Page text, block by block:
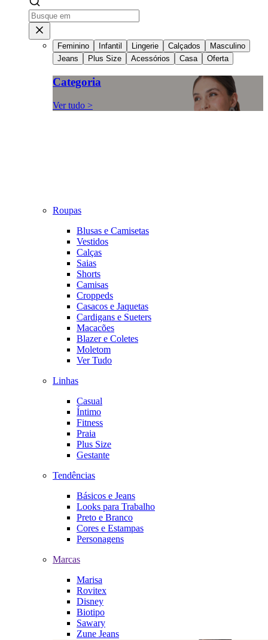
Feminino Infantil Lingerie Calçados
Masculino
Jeans
Plus Size Acessórios Casa Oferta
Categoria
Ver tudo >
Roupas
Blusas e Camisetas
Vestidos
Calças
Saias
Shorts
Camisas
Croppeds
Casacos e Jaquetas
Cardigans e Sueters
Macacões
Blazer e Coletes
Moletom
Ver Tudo
Linhas
Casual
Íntimo
Fitness
Praia
Plus Size
Gestante
Tendências
Básicos e Jeans
Looks para Trabalho
Preto e Branco
Cores e Estampas
Personagens
Marcas
Marisa
Rovitex
Disney
Biotipo
Sawary
Zune Jeans